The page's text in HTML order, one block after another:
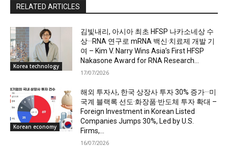
RELATED ARTICLES
Korea technology
김빛내리, 아시아 최초 HFSP 나카소네상 수
상···RNA 연구로 mRNA 백신·치료제 개발 기
여 – Kim V. Narry Wins Asia’s First HFSP
Nakasone Award for RNA Research...
17/07/2026
Korean economy
해외 투자사, 한국 상장사 투자 30% 증가···미
국계 블랙록 선도·화장품·반도체 투자 확대 –
Foreign Investment in Korean Listed
Companies Jumps 30%, Led by U.S.
Firms,...
16/07/2026